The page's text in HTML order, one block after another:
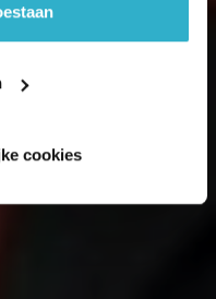
cookies